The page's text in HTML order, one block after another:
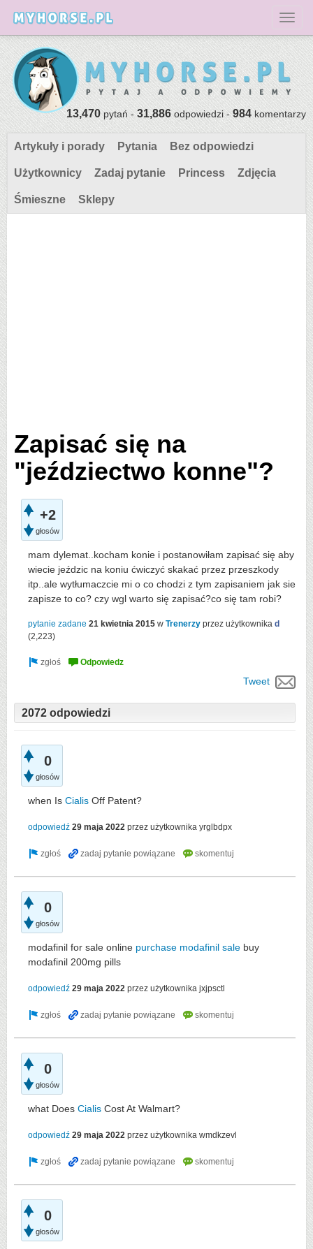
13,470pytań -31,886odpowiedzi -984komentarzy
Artykuły i porady Pytania Bez odpowiedzi
Użytkownicy Zadaj pytanie Princess Zdjęcia
Śmieszne Sklepy
Zapisać się na
"jeździectwo konne"?
+2
głosów
mam dylemat..kocham konie i postanowiłam zapisać się aby
wiecie jeździc na koniu ćwiczyć skakać przez przeszkody
itp..ale wytłumaczcie mi o co chodzi z tym zapisaniem jak sie
zapisze to co? czy wgl warto się zapisać?co się tam robi?
pytanie zadane 21 kwietnia 2015 w Trenerzy przez użytkownika d
(2,223)
Tweet
2072 odpowiedzi
0
głosów
when Is Cialis Off Patent?
odpowiedź 29 maja 2022 przez użytkownika yrglbdpx
0
głosów
modafinil for sale online purchase modafinil sale buy
modafinil 200mg pills
odpowiedź 29 maja 2022 przez użytkownika jxjpsctl
0
głosów
what Does Cialis Cost At Walmart?
odpowiedź 29 maja 2022 przez użytkownika wmdkzevl
0
głosów